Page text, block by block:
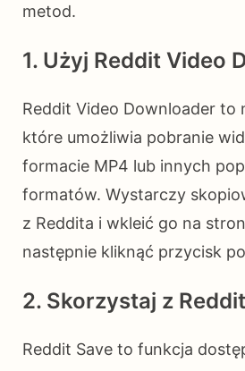
metod.
1. Użyj Reddit Video
Reddit Video Downloader to
które umożliwia pobranie
formacie MP4 lub innych
formatów. Wystarczy
z Reddita i wkleić go na
następnie kliknąć przycisk
2. Skorzystaj z
Reddit Save to funkcja